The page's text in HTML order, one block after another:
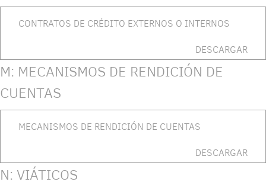
CONTRATOS DE CRÉDITO EXTERNOS O INTERNOS
DESCARGAR
M: MECANISMOS DE RENDICIÓN DE
CUENTAS
MECANISMOS DE RENDICIÓN DE CUENTAS
DESCARGAR
N: VIÁTICOS